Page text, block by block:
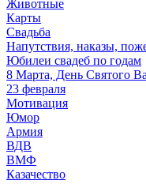
Животные
Карты
Свадьба
Напутствия, наказы,
Юбилеи свадеб по годам
8 Марта, День Святого
23 февраля
Мотивация
Юмор
Армия
ВДВ
ВМФ
Казачество